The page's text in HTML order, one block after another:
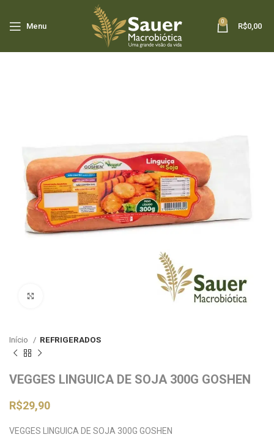
Menu
0
R$0,00
Início REFRIGERADOS
VEGGES LINGUICA DE SOJA 300G GOSHEN
R$29,90
VEGGES LINGUICA DE SOJA 300G GOSHEN